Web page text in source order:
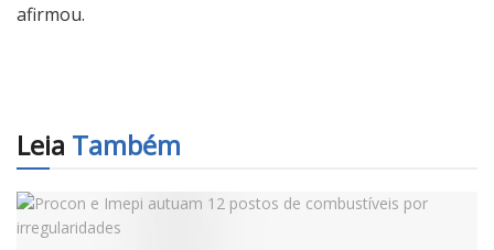
afirmou.
Leia Também